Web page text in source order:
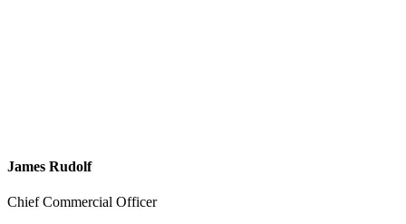
James Rudolf
Chief Commercial Officer